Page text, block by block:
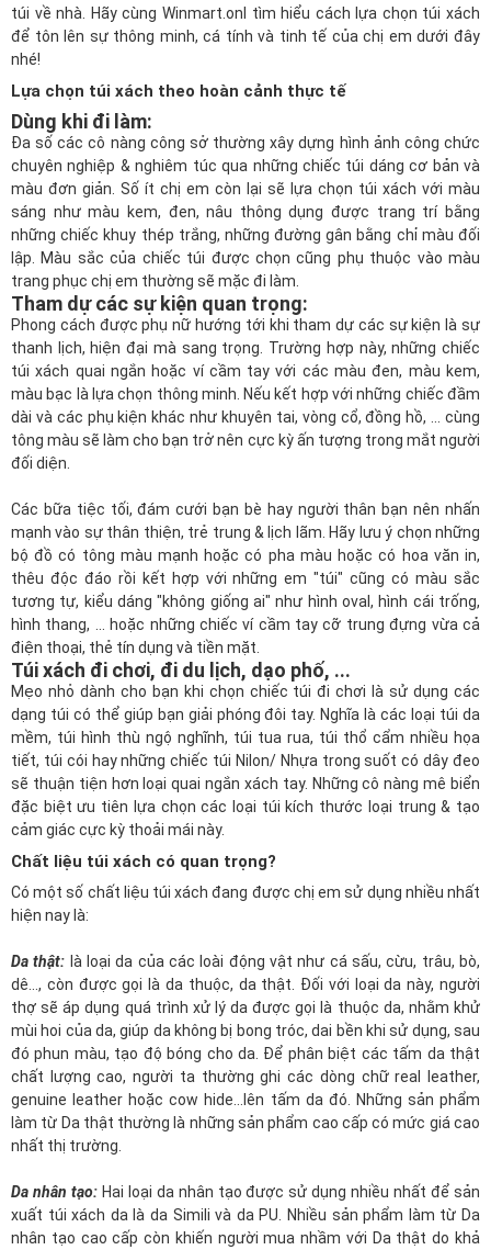
túi về nhà. Hãy cùng Winmart.onl
tìm hiểu cách lựa chọn túi xách
để tôn lên sự thông minh, cá tính và tinh tế của chị em dưới đây
nhé!
Lựa chọn túi xách theo hoàn cảnh thực tế
Dùng khi đi làm:
Đa số các cô nàng công sở thường xây dựng hình ảnh công chức
chuyên nghiệp & nghiêm túc qua những chiếc túi dáng cơ bản và
màu đơn giản. Số ít chị em còn lại sẽ lựa chọn túi xách với màu
sáng như màu kem, đen, nâu thông dụng được trang trí bằng
những chiếc khuy thép trắng, những đường gân bằng chỉ màu đối
lập. Màu sắc của chiếc túi được chọn cũng phụ thuộc vào màu
trang phục chị em thường sẽ mặc đi làm.
Tham dự các sự kiện quan trọng:
Phong cách được phụ nữ hướng tới khi tham dự các sự kiện là sự
thanh lịch, hiện đại mà sang trọng. Trường hợp này, những chiếc
túi xách quai ngắn hoặc ví cầm tay với các màu đen, màu kem,
màu bạc là lựa chọn thông minh. Nếu kết hợp với những chiếc đầm
dài và các phụ kiện khác như khuyên tai, vòng cổ, đồng hồ, ... cùng
tông màu sẽ làm cho bạn trở nên cực kỳ ấn tượng trong mắt người
đối diện.
Các bữa tiệc tối, đám cưới bạn bè hay người thân bạn nên nhấn
mạnh vào sự thân thiện, trẻ trung & lịch lãm. Hãy lưu ý chọn những
bộ đồ có tông màu mạnh hoặc có pha màu hoặc có hoa văn in,
thêu độc đáo rồi kết hợp với những em "túi" cũng có màu sắc
tương tự, kiểu dáng "không giống ai" như hình oval, hình cái trống,
hình thang, ... hoặc những chiếc ví cầm tay cỡ trung đựng vừa cả
điện thoại, thẻ tín dụng và tiền mặt.
Túi xách đi chơi, đi du lịch, dạo phố, ...
Mẹo nhỏ dành cho bạn khi chọn chiếc túi đi chơi là sử dụng các
dạng túi có thể giúp bạn giải phóng đôi tay. Nghĩa là các loại túi da
mềm, túi hình thù ngộ nghĩnh, túi tua rua, túi thổ cẩm nhiều họa
tiết, túi cói hay những chiếc túi Nilon/ Nhựa trong suốt có dây đeo
sẽ thuận tiện hơn loại quai ngắn xách tay. Những cô nàng mê biển
đặc biệt ưu tiên lựa chọn các loại túi kích thước loại trung & tạo
cảm giác cực kỳ thoải mái này.
Chất liệu túi xách có quan trọng?
Có một số chất liệu túi xách đang được chị em sử dụng nhiều nhất
hiện nay là:
Da thật: là loại da của các loài động vật như cá sấu, cừu, trâu, bò,
dê…, còn được gọi là da thuộc, da thật. Đối với loại da này, người
thợ sẽ áp dụng quá trình xử lý da được gọi là thuộc da, nhằm khử
mùi hoi của da, giúp da không bị bong tróc, dai bền khi sử dụng, sau
đó phun màu, tạo độ bóng cho da. Để phân biệt các tấm da thật
chất lượng cao, người ta thường ghi các dòng chữ real leather,
genuine leather hoặc cow hide…lên tấm da đó. Những sản phẩm
làm từ Da thật thường là những sản phẩm cao cấp có mức giá cao
nhất thị trường.
Da nhân tạo:Hai loại da nhân tạo được sử dụng nhiều nhất để sản
xuất túi xách da là da Simili và da PU. Nhiều sản phẩm làm từ Da
nhân tạo cao cấp còn khiến người mua nhầm với Da thật do khả